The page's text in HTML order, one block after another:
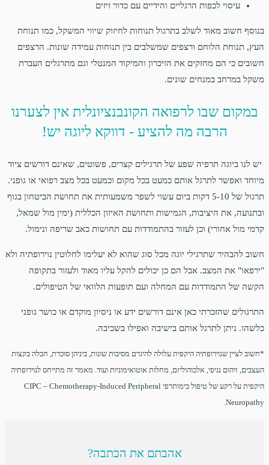
עיסוי לכפות הרגליים והידיים עם כדור זיזים
בנוסף חשוב מאוד לשלב בתרגול תנוחות לחיזוק שיווי המשקל, כמו תנוחת
העץ, תנוחת הלוחם ורצפים שמשלבים בין תנוחות עמידה שונות. הרצפים
חשובים כי הם מחזקים את הזיכרון והמיקוד המנטלי וגם מתרגלים העברת
משקל במרחב במנחים שונים.
במקום שבו לרפואה הקונבנציונלית אין לצערנו
הרבה מה להציע - דווקא ליוגה יש!
יש לנו ביוגה תרפיה שפע של תרגילים קצרים, פשוטים, שאינם דורשים ציוד
מיוחד ואפשר לתרגל אותם כמעט בכל מקום וכמעט בכל מצב רפואי או גופני.
תרגול של 5-10 דקות ביום עשוי לשפר משמעותית את תחושת הביטחון בגוף
ובתנועה, את היציבות, הגמישות ותחושת האיזון הכללית (ימין מול שמאל,
קדמי מול אחורי) וכן לעזור בהתמודדות עם תחושות כאב שריפה ונימול.
חשוב להבהיר שתרגילי יוגה מכל סוג שהוא לא יעלימו לחלוטין נוירופתיה ולא
"ירפאו" את המצב. אבל הם כן יכולים להקל עליו מאוד ולעזור בתקופה
הקשה של התמודדות עם המחלה ועם תופעות הלוואי של הטיפולים.
התרגולים שהזכרתי כאן אינם דורשים ידע או ניסיון מוקדם או כושר גופני
כלשהו. ניתן לתרגל אותם בישיבה ואפילו בשכיבה.
*חשוב לציין שנוירופתיה היקפית עלולה להיגרם מסיבות שונות, ביניהן סוכרת, חבלה בקצות
העצבים, זיהום נגיפי, אלכוהוליזם, מחלות אוטואימוניות ועוד. מאמר זה מתייחס לנוירופתיה
היקפית על רקע של טיפול כימותרפי CIPC – Chemotherapy-Induced Peripheral
Neuropathy.
אהבתם את הכתבה?